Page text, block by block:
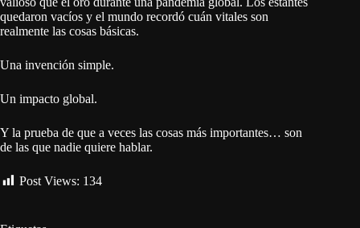
quedaron vacíos y el mundo recordó cuán vitales son
realmente las cosas básicas.
Una invención simple.
Un impacto global.
Y la prueba de que a veces las cosas más importantes… son
de las que nadie quiere hablar.
Post Views: 134